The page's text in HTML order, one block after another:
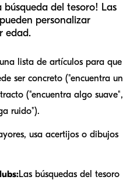
búsqueda del tesoro! Las
personalizar
edad.
lista de artículos para que
ser concreto ("encuentra un
("encuentra algo suave",
ruido").
usa acertijos o dibujos
Las búsquedas del tesoro